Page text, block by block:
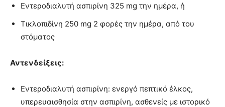
Εντεροδιαλυτή ασπιρίνη 325 mg την ημέρα, ή
Τικλοπιδίνη 250 mg 2 φορές την ημέρα, από του
στόματος
Αντενδείξεις:
Εντεροδιαλυτή ασπιρίνη: ενεργό πεπτικό έλκος,
υπερευαισθησία στην ασπιρίνη, ασθενείς με ιστορικό